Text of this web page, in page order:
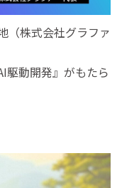
（株式会社グラファ
駆動開発』がもたら